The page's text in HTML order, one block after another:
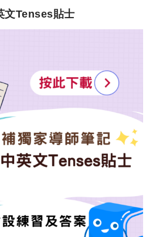
文Tenses貼士